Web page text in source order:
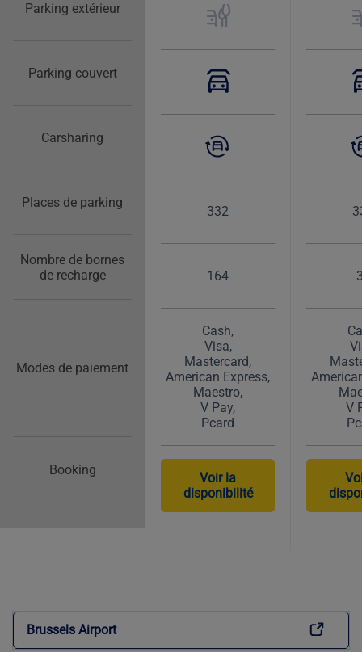
Parking extérieur
Parking couvert
Carsharing
Places de parking
Nombre de bornes
de recharge
Modes de paiement
Booking
332
164
Cash
Visa
Mastercard
American Express
Maestro
V Pay
Pcard
Voir la
disponibilité
V
Brussels Airport